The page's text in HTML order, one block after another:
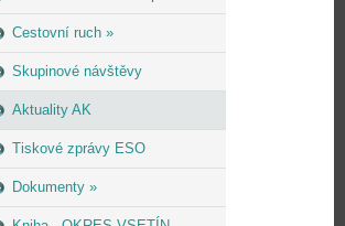
Cestovní ruch »
Skupinové návštěvy
Aktuality AK
Tiskové zprávy ESO
Dokumenty »